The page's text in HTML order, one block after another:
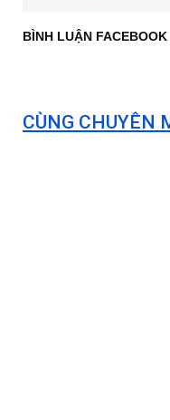
BÌNH LUẬN FACEBOOK
CÙNG CHUYÊN